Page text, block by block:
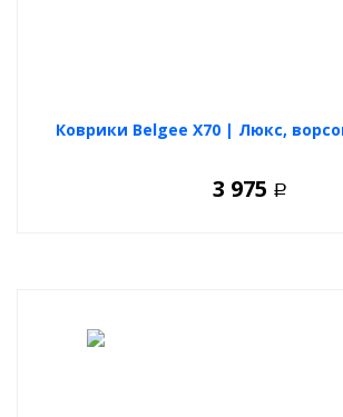
Коврики Belgee X70 | Люкс,
3 975 Р